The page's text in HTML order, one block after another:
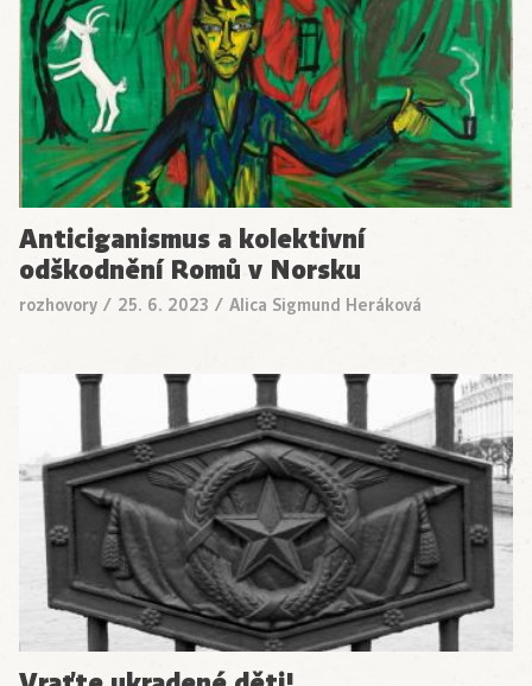
Anticiganismus a kolektivní
odškodnění Romů v Norsku
rozhovory / 25. 6. 2023 / Alica Sigmund Heráková